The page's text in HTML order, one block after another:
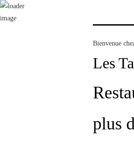
30 Rue Abbe Saffache, Sainte- Anne 97227
+596 596 76 75 62
Bienvenue
Les
plus